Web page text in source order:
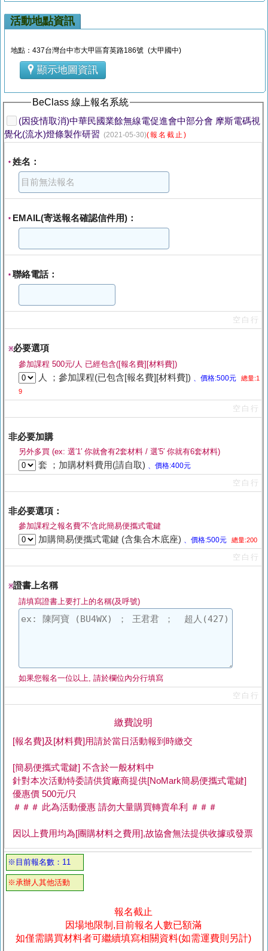
活動地點資訊
地點：437台灣台中市大甲區育英路186號 (大甲國中)
顯示地圖資訊
BeClass 線上報名系統
(因疫情取消)中華民國業餘無線電促進會中部分會 摩斯電碼視
覺化(流水)燈條製作研習 (2021-05-30)(報名截止)
* 姓名：
* EMAIL(寄送報名確認信件用)：
* 聯絡電話：
空白行
※必要選項
參加課程 500元/人 已經包含([報名費][材料費])
人 ；參加課程(已包含[報名費][材料費]) 、價格:500元
總量:1
9
空白行
非必要加購
另外多買 (ex: 選′1′ 你就會有2套材料 / 選′5′ 你就有6套材料)
套 ；加購材料費用(請自取) 、價格:400元
空白行
非必要選項：
參加課程之報名費′不′含此簡易便攜式電鍵
加購簡易便攜式電鍵 (含集合木底座) 、價格:500元 總量:200
空白行
※證書上名稱
請填寫證書上要打上的名稱(及呼號)
如果您報名一位以上, 請於欄位內分行填寫
空白行
繳費說明
[報名費]及[材料費]用請於當日活動報到時繳交
[簡易便攜式電鍵] 不含於一般材料中
針對本次活動特委請供貨廠商提供[NoMark簡易便攜式電鍵]
優惠價 500元/只
＃＃＃ 此為活動優惠 請勿大量購買轉賣牟利 ＃＃＃
因以上費用均為[團購材料之費用],故協會無法提供收據或發票
※目前報名數：11
※承辦人其他活動
報名截止
因場地限制,目前報名人數已額滿
如僅需購買材料者可繼續填寫相關資料(如需運費則另計)